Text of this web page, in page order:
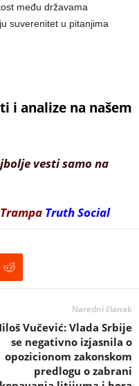
među državama
suverenitet u pitanjima
i analize na našem
vesti samo na
Truth Social
Naredni članak
Vučević: Vlada Srbije
se negativno izjasnila o
opozicionom zakonskom
predlogu o zabrani